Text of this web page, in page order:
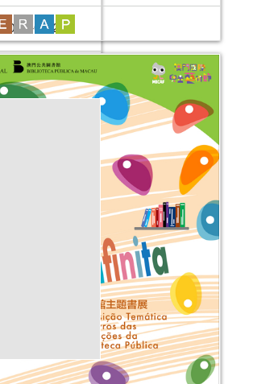
2026-04-27
Nacional da